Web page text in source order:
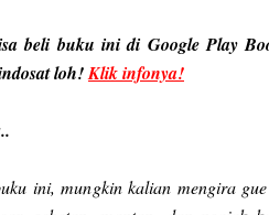
beli buku ini di Google Play
loh!Klik infonya!
ini, mungkin kalian mengira